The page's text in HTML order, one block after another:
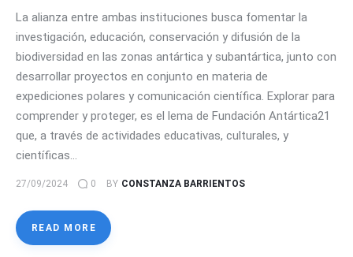
La alianza entre ambas instituciones busca fomentar la
investigación, educación, conservación y difusión de la
biodiversidad en las zonas antártica y subantártica, junto con
desarrollar proyectos en conjunto en materia de
expediciones polares y comunicación científica. Explorar para
comprender y proteger, es el lema de Fundación Antártica21
que, a través de actividades educativas, culturales, y
científicas…
27/09/2024 0 BY CONSTANZA BARRIENTOS
READ MORE